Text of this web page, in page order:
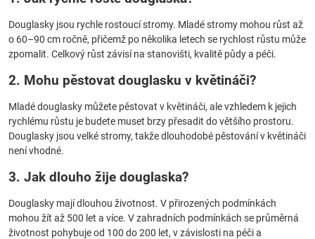
Douglasky jsou rychle rostoucí stromy. Mladé stromy mohou růst až
o 60–90 cm ročně, přičemž po několika letech se rychlost růstu může
zpomalit. Celkový růst závisí na stanovišti, kvalitě půdy a péči.
2. Mohu pěstovat douglasku v květináči?
Mladé douglasky můžete pěstovat v květináči, ale vzhledem k jejich
rychlému růstu je budete muset brzy přesadit do většího prostoru.
Douglasky jsou velké stromy, takže dlouhodobé pěstování v květináči
není vhodné.
3. Jak dlouho žije douglaska?
Douglasky mají dlouhou životnost. V přirozených podmínkách
mohou žít až 500 let a více. V zahradních podmínkách se průměrná
životnost pohybuje od 100 do 200 let, v závislosti na péči a